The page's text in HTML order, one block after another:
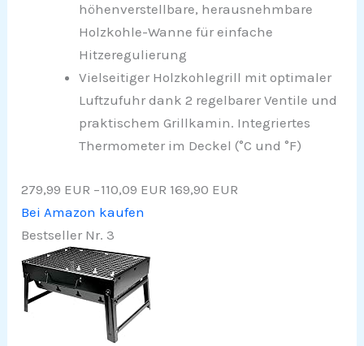
höhenverstellbare, herausnehmbare
Holzkohle-Wanne für einfache
Hitzeregulierung
Vielseitiger Holzkohlegrill mit optimaler
Luftzufuhr dank 2 regelbarer Ventile und
praktischem Grillkamin. Integriertes
Thermometer im Deckel (°C und °F)
279,99 EUR −110,09 EUR 169,90 EUR
Bei Amazon kaufen
Bestseller Nr. 3